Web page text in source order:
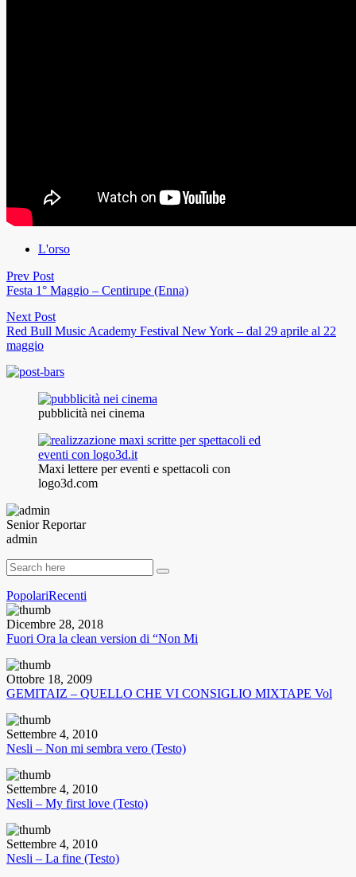
L'orso
Prev Post
Festa 1° Maggio – Centirupe (Enna)
Next Post
Red Bull Music Academy Festival New York – dal 29 aprile al 22
maggio
pubblicità nei cinema
Maxi lettere per eventi e spettacoli con
logo3d.com
Senior Reportar
admin
PopolariRecenti
Dicembre 28, 2018
Fuori Ora la clean version di “Non Mi
Ottobre 18, 2009
GEMITAIZ – QUELLO CHE VI CONSIGLIO MIXTAPE Vol
Settembre 4, 2010
Nesli – Non mi sembra vero (Testo)
Settembre 4, 2010
Nesli – My first love (Testo)
Settembre 4, 2010
Nesli – La fine (Testo)